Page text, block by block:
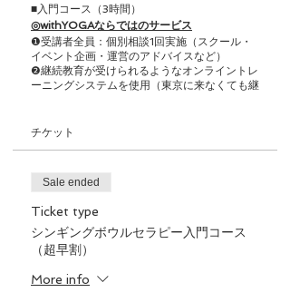
■入門コース（3時間）
◎withYOGAならではのサービス
❶受講者全員：個別相談1回実施（スクール・
イベント企画・運営のアドバイスなど）
❷継続教育が受けられるようなオンライントレ
ーニングシステムを使用（東京に来なくても継
画、企業ヨガ指導委託、オンラインセッション
❹withYOGA指導者コミュニティ（3ヶ月に1回
オンライン・オフラインでの座談会や勉強会）
談ください
◎こんな方に来ていただきたいです
✓シンギングボウルに興味がある
チケット
Sale ended
Ticket type
シンギングボウルセラピー入門コース
（超早割）
More info